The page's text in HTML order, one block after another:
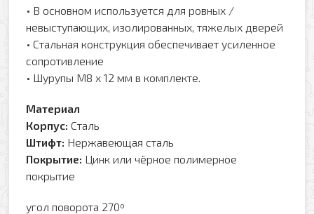
• В основном используется для ровных /
невыступающих, изолированных, тяжелых дверей
• Стальная конструкция обеспечивает усиленное
сопротивление
• Шурупы M8 x 12 мм в комплекте.
Материал
Корпус: Сталь
Штифт: Нержавеющая сталь
Покрытие: Цинк или чёрное полимерное
покрытие
угол поворота 270º